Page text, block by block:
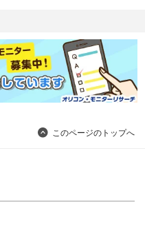
このページのトップへ